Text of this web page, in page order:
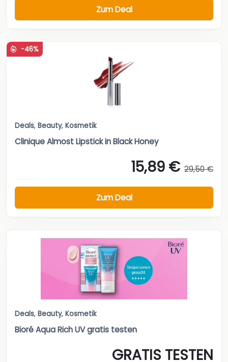
Zum Deal
-46%
Deals, Beauty, Kosmetik
Clinique Almost Lipstick in Black Honey
15,89 € 29,50 €
Zum Deal
Deals, Beauty, Kosmetik
Bioré Aqua Rich UV gratis testen
GRATIS TESTEN